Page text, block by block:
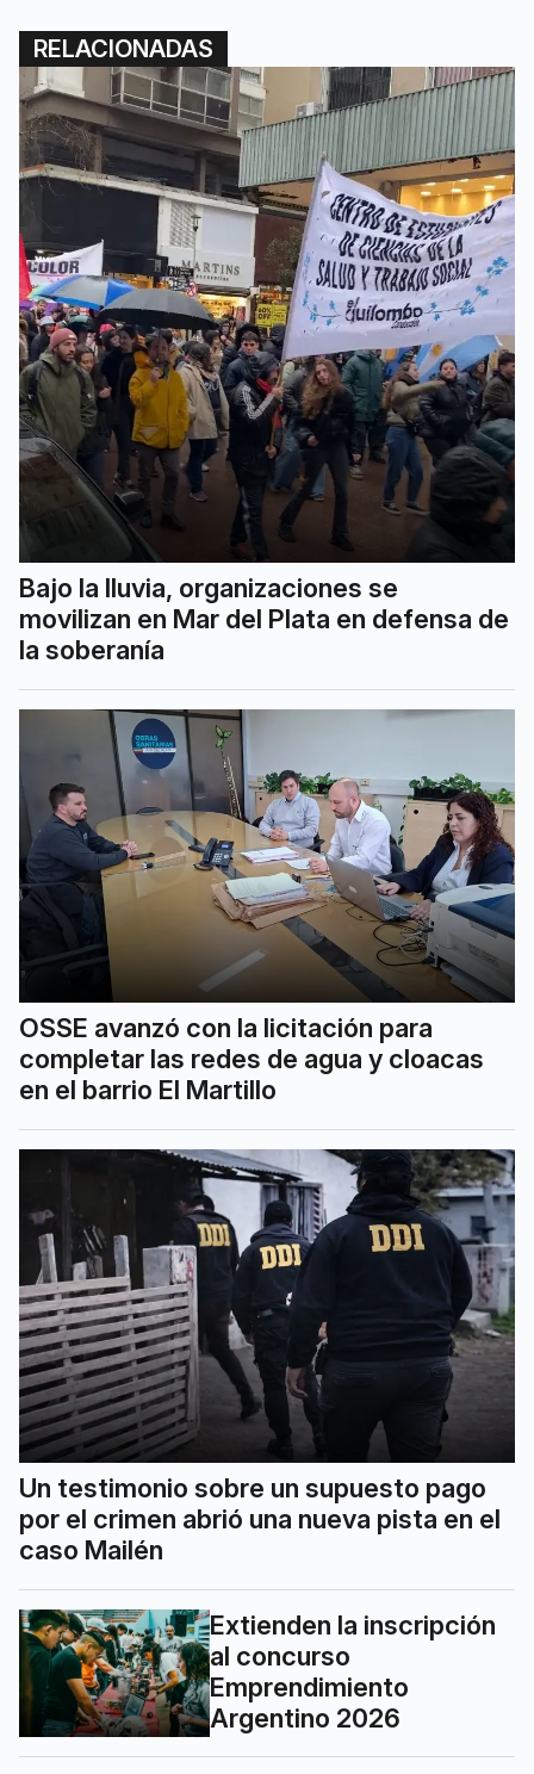
RELACIONADAS
Bajo la lluvia, organizaciones se
movilizan en Mar del Plata en defensa de
la soberanía
OSSE avanzó con la licitación para
completar las redes de agua y cloacas
en el barrio El Martillo
Un testimonio sobre un supuesto pago
por el crimen abrió una nueva pista en el
caso Mailén
Extienden la inscripción
al concurso
Emprendimiento
Argentino 2026